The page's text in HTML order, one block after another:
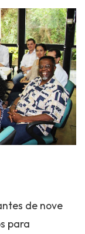
de nove
para